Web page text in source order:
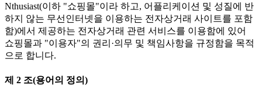
Nthusiast(이하 "쇼핑몰"이라 하고, 어플리케이션 및 성질에 반
하지 않는 무선인터넷을 이용하는 전자상거래 사이트를 포함
함)에서 제공하는 전자상거래 관련 서비스를 이용함에 있어
쇼핑몰과 "이용자"의 권리·의무 및 책임사항을 규정함을 목적
으로 합니다.
제 2 조(용어의 정의)